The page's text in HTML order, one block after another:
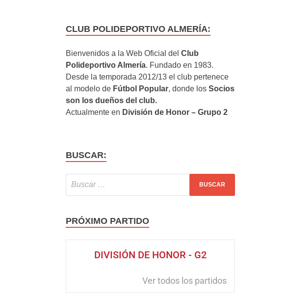
CLUB POLIDEPORTIVO ALMERÍA:
Bienvenidos a la Web Oficial delClub
Polideportivo Almería. Fundado en 1983.
Desde la temporada 2012/13 el club pertenece
al modelo de Fútbol Popular, donde losSocios
son los dueños del club.
Actualmente en División de Honor – Grupo 2
BUSCAR:
PRÓXIMO PARTIDO
DIVISIÓN DE HONOR - G2
Ver todos los partidos